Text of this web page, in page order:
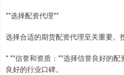
**选择配资代理**
选择合适的期货配资代理至关重要。
* **信誉和资质：**选择信誉良好的
良好的行业口碑。